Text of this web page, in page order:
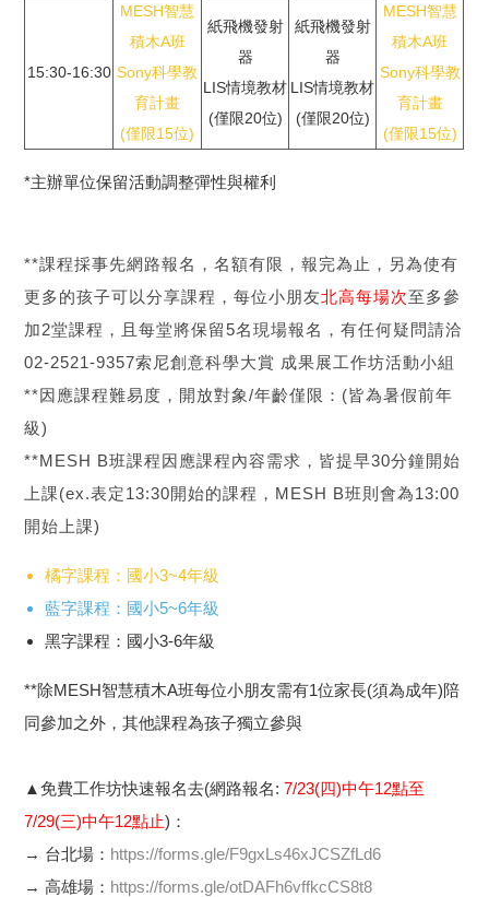
15:30-16:30
MESH智慧
積木A班
Sony科學教
育計畫
(僅限15位)
紙飛機發射
器
LIS情境教材
(僅限20位)
紙飛機發射
器
LIS情境教材
(僅限20位)
MESH智慧
積木A班
Sony科學教
育計畫
(僅限15位)
*主辦單位保留活動調整彈性與權利
**課程採事先網路報名，名額有限，報完為止，另為使有
更多的孩子可以分享課程，每位小朋友北高每場次至多參
加2堂課程，且每堂將保留5名現場報名，有任何疑問請洽
02-2521-9357索尼創意科學大賞 成果展工作坊活動小組
**因應課程難易度，開放對象/年齡僅限：(皆為暑假前年
級)
**MESH B班課程因應課程內容需求，皆提早30分鐘開始
上課(ex.表定13:30開始的課程，MESH B班則會為13:00
開始上課)
橘字課程：國小3~4年級
藍字課程：國小5~6年級
黑字課程：國小3-6年級
**除MESH智慧積木A班每位小朋友需有1位家長(須為成年)陪
同參加之外，其他課程為孩子獨立參與
▲免費工作坊快速報名去(網路報名: 7/23(四)中午12點至
7/29(三)中午12點止)：
→ 台北場： https://forms.gle/F9gxLs46xJCSZfLd6
→ 高雄場： https://forms.gle/otDAFh6vffkcCS8t8